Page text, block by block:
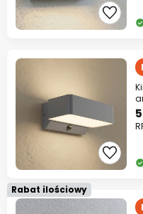
Rabat ilościowy